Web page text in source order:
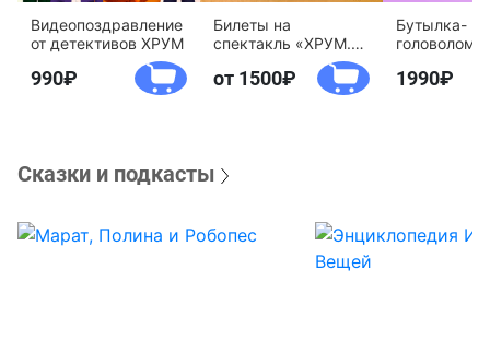
Видеопоздравление
от детективов ХРУМ
990
Билеты на
спектакль «ХРУМ.
Осторожно, Чудо-
Юдо!»
от 1500
Бутылка-
агентство
1990
Сказки и подкасты